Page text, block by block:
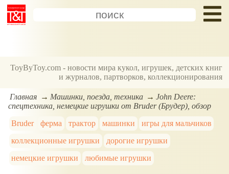
ToyByToy.com - новости мира кукол, игрушек, детских книг
и журналов, партворков, коллекционирования
Главная Машинки, поезда, техника
John Deere:
спецтехника, немецкие игрушки от Bruder (Брудер), обзор
Bruder
ферма трактор машинки
игры для мальчиков
коллекционные игрушки
дорогие игрушки
немецкие игрушки
любимые игрушки